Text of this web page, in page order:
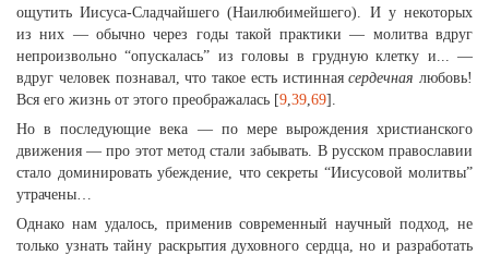
ощутить Иисуса-Сладчайшего (Наилюбимейшего). И у некоторых
из них — обычно через годы такой практики — молитва вдруг
непроизвольно “опускалась” из головы в грудную клетку и... —
вдруг человек познавал, что такое есть истиннаясердечная любовь!
Вся его жизнь от этого преображалась [9,39,69].
Но в последующие века — по мере вырождения христианского
движения — про этот метод стали забывать. В русском православии
стало доминировать убеждение, что секреты “Иисусовой молитвы”
утрачены…
Однако нам удалось, применив современный научный подход, не
только узнать тайну раскрытия духовного сердца, но и разработать